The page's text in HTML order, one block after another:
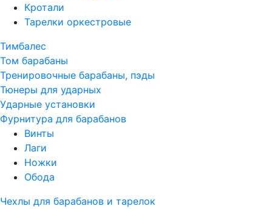
Кротали
Тарелки оркестровые
Тимбалес
Том барабаны
Тренировочные барабаны, пэды
Тюнеры для ударных
Ударные установки
Фурнитура для барабанов
Винты
Лаги
Ножки
Обода
Чехлы для барабанов и тарелок